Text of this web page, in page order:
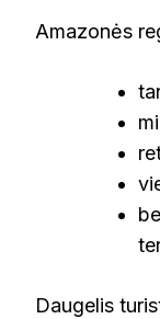
Amazonės
Daugelis